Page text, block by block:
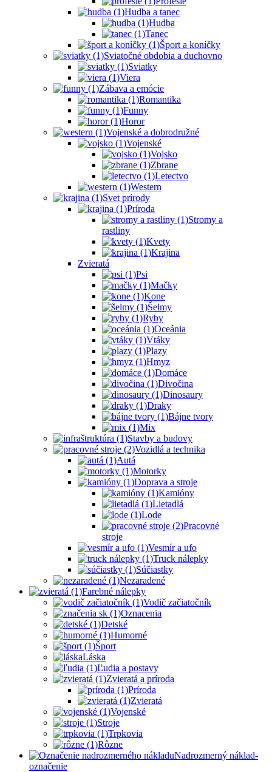
Hudba a tanec
Hudba
Tanec
Šport a koníčky
Sviatočné obdobia a duchovno
Sviatky
Viera
Zábava a emócie
Romantika
Funny
Horor
Vojenské a dobrodružné
Vojenské
Vojsko
Zbrane
Letectvo
Western
Svet prírody
Príroda
Stromy a
rastliny
Kvety
Krajina
Zvieratá
Psi
Mačky
Kone
Šelmy
Ryby
Oceánia
Vtáky
Plazy
Hmyz
Domáce
Divočina
Dinosaury
Draky
Bájne tvory
Mix
Stavby a budovy
Vozidlá a technika
Autá
Motorky
Doprava a stroje
Kamióny
Lietadlá
Lode
Pracovné
stroje
Vesmír a ufo
Truck nálepky
Súčiastky
Nezaradené
Farebné nálepky
Vodič začiatočník
Oznacenia
Detské
Humorné
Šport
Láska
Ľudia a postavy
Zvieratá a príroda
Príroda
Zvieratá
Vojenské
Stroje
Trpkovia
Rôzne
Nadrozmerný náklad-
označenie